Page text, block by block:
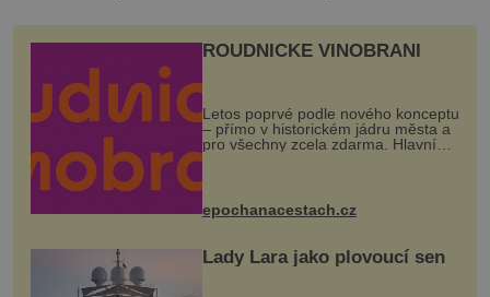
ROUDNICKÉ VINOBRANÍ
Letos poprvé podle nového konceptu
– přímo v historickém jádru města a
pro všechny zcela zdarma. Hlavní
program se odehraje na Karlově a
mohou těšit na víno, burčák, pes...
epochanacestach.cz
Lady Lara jako plovoucí sen